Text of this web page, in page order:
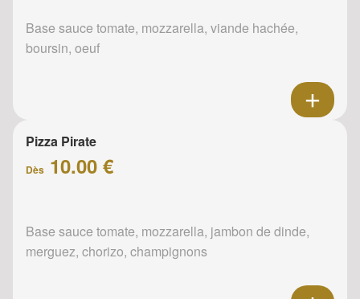
Base sauce tomate, mozzarella, viande hachée,
boursin, oeuf
Pizza Pirate
Dès 10.00 €
Base sauce tomate, mozzarella, jambon de dinde,
merguez, chorizo, champignons